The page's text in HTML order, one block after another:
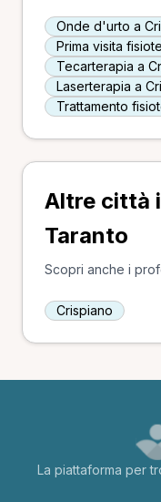
Onde d'urto a
Prima visita
Tecarterapia a
Laserterapia a
Trattamento
Altre città
Taranto
Scopri anche i
Crispiano
La piattaforma per